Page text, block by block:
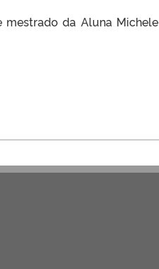
da Aluna Michele